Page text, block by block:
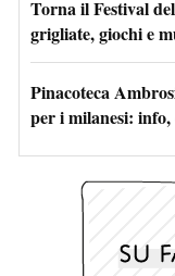
Torna il Festival
grigliate, giochi e
Pinacoteca
per i milanesi: